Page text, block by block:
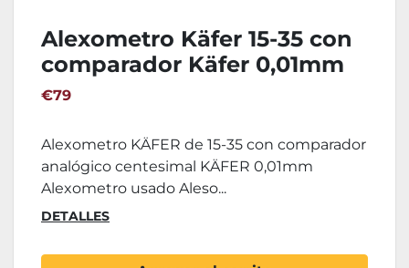
Alexometro Käfer 15-35 con
comparador Käfer 0,01mm
€79
Alexometro KÄFER de 15-35 con comparador
analógico centesimal KÄFER 0,01mm
Alexometro usado Aleso...
DETALLES